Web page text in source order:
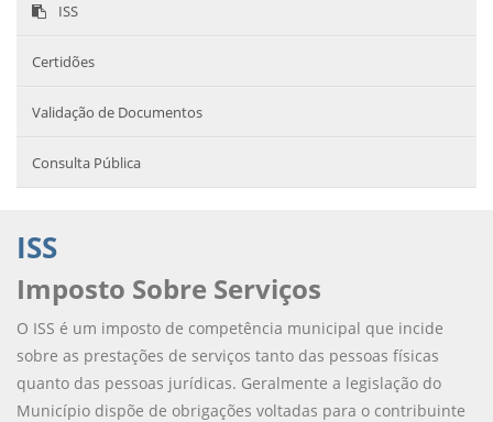
ISS
Certidões
Validação de Documentos
Consulta Pública
ISS
Imposto Sobre Serviços
O ISS é um imposto de competência municipal que incide
sobre as prestações de serviços tanto das pessoas físicas
quanto das pessoas jurídicas. Geralmente a legislação do
Município dispõe de obrigações voltadas para o contribuinte